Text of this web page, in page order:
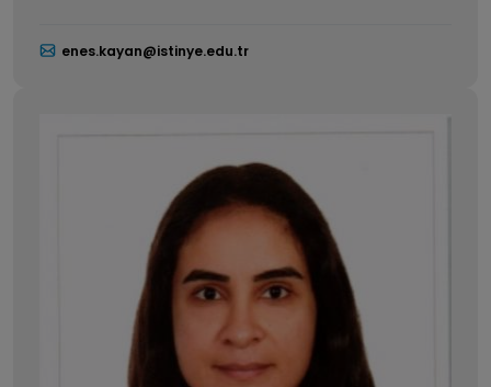
enes.kayan@istinye.edu.tr